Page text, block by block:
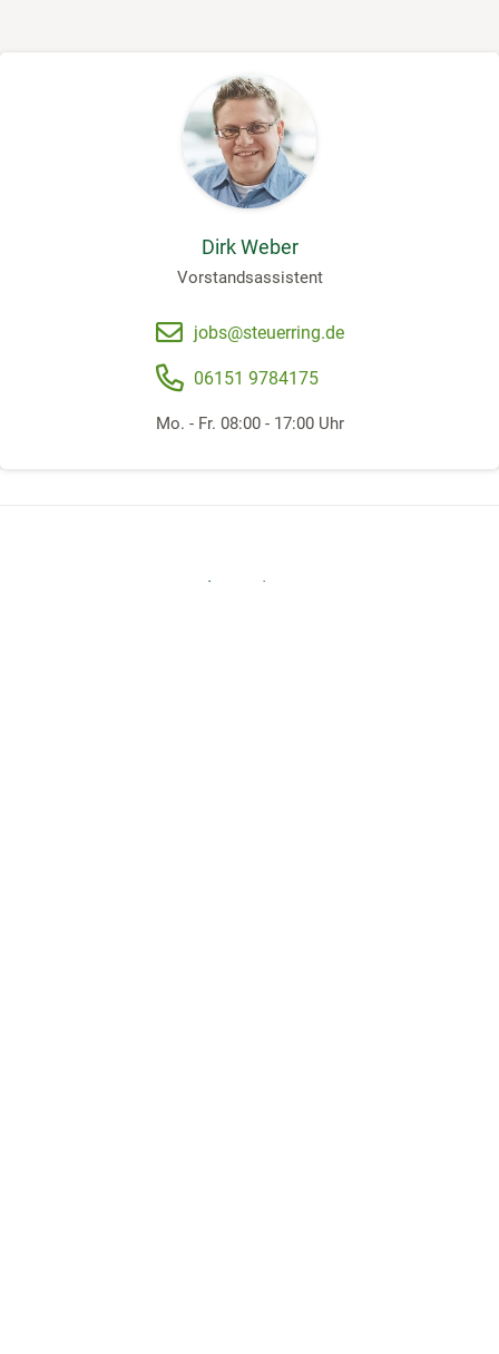
Dirk Weber
Vorstandsassistent
jobs@steuerring.de
06151 9784175
Mo. - Fr. 08:00 - 17:00 Uhr
Folgen Sie uns